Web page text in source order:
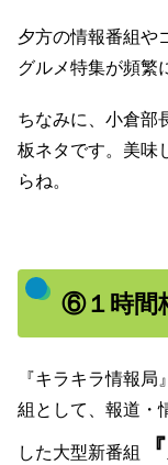
夕方の情報番組や
グルメ特集が頻繁
ちなみに、小倉部
板ネタです。美味
らね。
⑥１時間
『キラキラ情報
組として、報道・
した大型新番組